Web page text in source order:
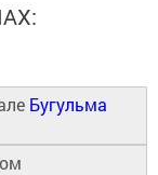
Бугульма